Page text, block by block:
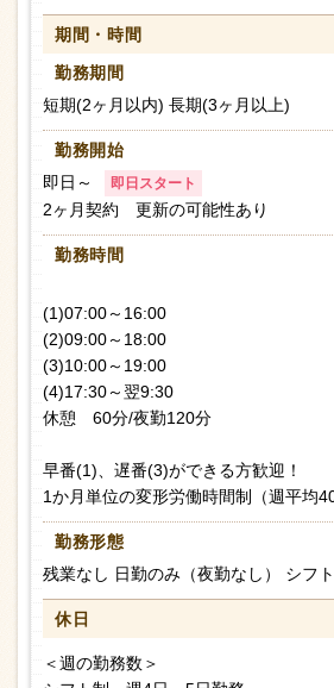
期間・時間
勤務期間
短期(2ヶ月以内) 長期(3ヶ月以上)
勤務開始
即日～
即日スタート
2ヶ月契約 更新の可能性あり
勤務時間
(1)07:00～16:00
(2)09:00～18:00
(3)10:00～19:00
(4)17:30～翌9:30
休憩 60分/夜勤120分
早番(1)、遅番(3)ができる方歓迎！
1か月単位の変形労働時間制（週平均
勤務形態
残業なし 日勤のみ（夜勤なし） シフ
休日
＜週の勤務数＞